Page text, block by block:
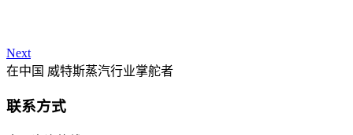
Next
在中国 威特斯蒸汽行业掌舵者
联系方式